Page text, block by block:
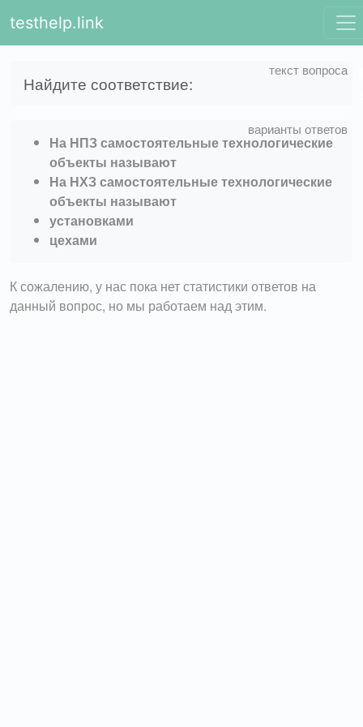
testhelp.link
Найдите соответствие:
На НПЗ самостоятельные технологические
объекты называют
На НХЗ самостоятельные технологические
объекты называют
установками
цехами
К сожалению, у нас пока нет статистики ответов на
данный вопрос, но мы работаем над этим.